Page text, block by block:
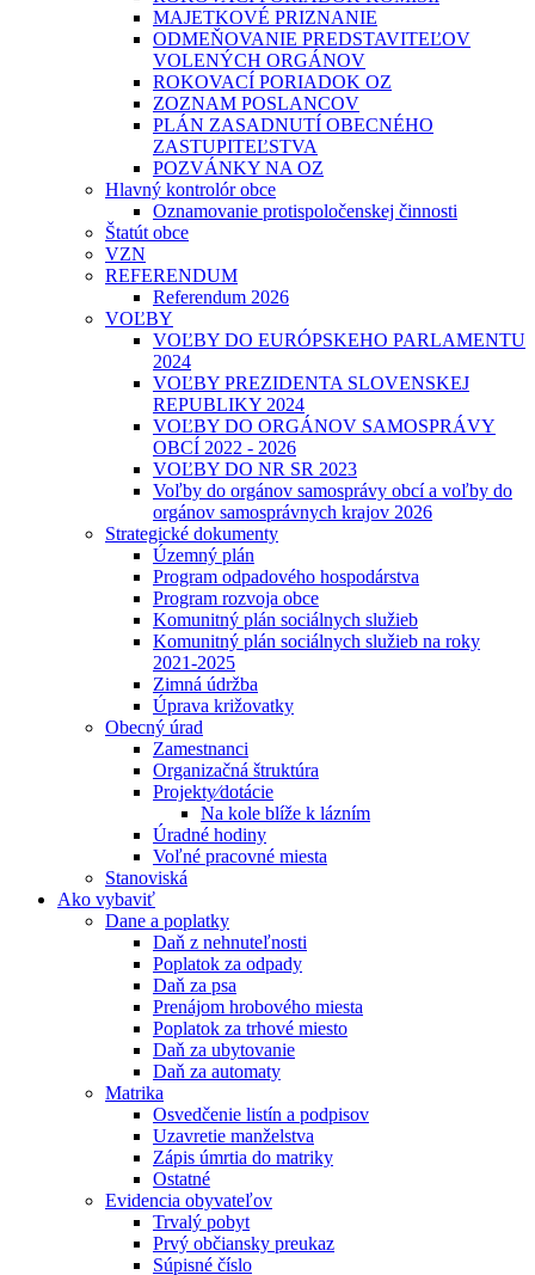
MAJETKOVÉ PRIZNANIE
ODMEŇOVANIE PREDSTAVITEĽOV
VOLENÝCH ORGÁNOV
ROKOVACÍ PORIADOK OZ
ZOZNAM POSLANCOV
PLÁN ZASADNUTÍ OBECNÉHO
ZASTUPITEĽSTVA
POZVÁNKY NA OZ
Hlavný kontrolór obce
Oznamovanie protispoločenskej činnosti
Štatút obce
VZN
REFERENDUM
Referendum 2026
VOĽBY
VOĽBY DO EURÓPSKEHO PARLAMENTU
2024
VOĽBY PREZIDENTA SLOVENSKEJ
REPUBLIKY 2024
VOĽBY DO ORGÁNOV SAMOSPRÁVY
OBCÍ 2022 - 2026
VOĽBY DO NR SR 2023
Voľby do orgánov samosprávy obcí a voľby do
orgánov samosprávnych krajov 2026
Strategické dokumenty
Územný plán
Program odpadového hospodárstva
Program rozvoja obce
Komunitný plán sociálnych služieb
Komunitný plán sociálnych služieb na roky
2021-2025
Zimná údržba
Úprava križovatky
Obecný úrad
Zamestnanci
Organizačná štruktúra
Projekty⁄dotácie
Na kole blíže k lázním
Úradné hodiny
Voľné pracovné miesta
Stanoviská
Ako vybaviť
Dane a poplatky
Daň z nehnuteľnosti
Poplatok za odpady
Daň za psa
Prenájom hrobového miesta
Poplatok za trhové miesto
Daň za ubytovanie
Daň za automaty
Matrika
Osvedčenie listín a podpisov
Uzavretie manželstva
Zápis úmrtia do matriky
Ostatné
Evidencia obyvateľov
Trvalý pobyt
Prvý občiansky preukaz
Súpisné číslo